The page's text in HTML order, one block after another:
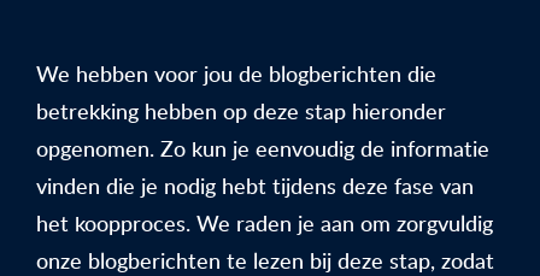
We hebben voor jou de blogberichten die
betrekking hebben op deze stap hieronder
opgenomen. Zo kun je eenvoudig de informatie
vinden die je nodig hebt tijdens deze fase van
het koopproces. We raden je aan om zorgvuldig
onze blogberichten te lezen bij deze stap, zodat